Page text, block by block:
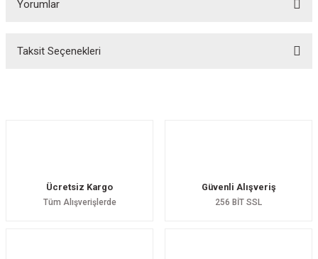
Yorumlar
Taksit Seçenekleri
Ücretsiz Kargo
Tüm Alışverişlerde
Güvenli Alışveriş
256 BİT SSL